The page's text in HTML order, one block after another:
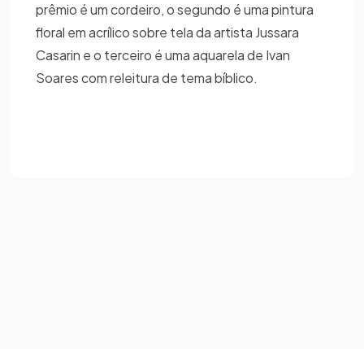
prêmio é um cordeiro, o segundo é uma pintura
floral em acrílico sobre tela da artista Jussara
Casarin e o terceiro é uma aquarela de Ivan
Soares com releitura de tema bíblico.